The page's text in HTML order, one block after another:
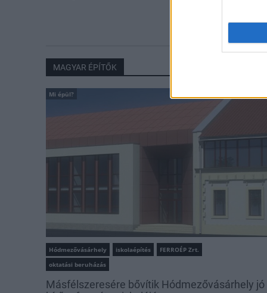
MAGYAR ÉPÍTŐK
Mi épül?
Hódmezővásárhely iskolaépítés
FERROÉP Zrt.
oktatási beruházás
Másfélszeresére bővítik Hódmezővásárhely jó